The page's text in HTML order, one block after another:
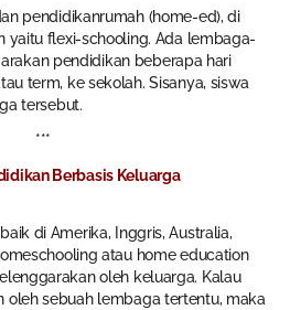
pendidikanrumah (home-ed), di
yaitu flexi-schooling. Ada lembaga-
pendidikan beberapa hari
term, ke sekolah. Sisanya, siswa
tersebut.
***
Berbasis Keluarga
di Amerika, Inggris, Australia,
atau home education
oleh keluarga. Kalau
oleh sebuah lembaga tertentu, maka